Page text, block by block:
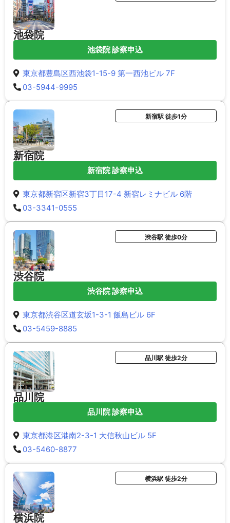
池袋院
池袋院 診察申込
東京都豊島区西池袋1-15-9 第一西池ビル 7F
03-5944-9995
新宿院
新宿駅 徒歩1分
新宿院 診察申込
東京都新宿区新宿3丁目17-4 新宿レミナビル 6階
03-3341-0555
渋谷院
渋谷駅 徒歩0分
渋谷院 診察申込
東京都渋谷区道玄坂1-3-1 飯島ビル 6F
03-5459-8885
品川院
品川駅 徒歩2分
品川院 診察申込
東京都港区港南2-3-1 大信秋山ビル 5F
03-5460-8877
横浜院
横浜駅 徒歩2分